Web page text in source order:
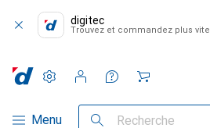
digitec
Trouvez et commandez plus vite
Navigation par catégorie
Menu Recherche
Paramètres
Compte client
Listes de comparaison
Listes d'envies
Panier